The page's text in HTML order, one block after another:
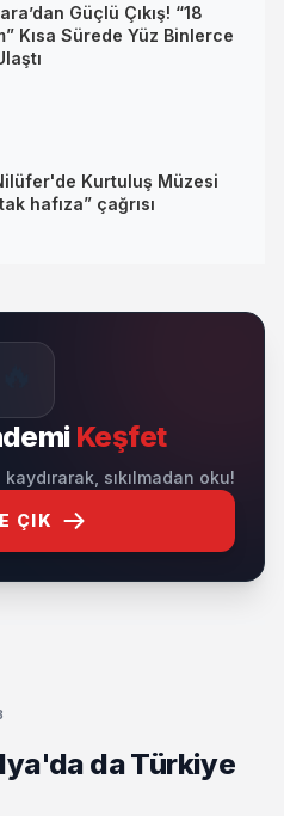
Güçlü Çıkış! “18
Kısa Sürede Yüz Binlerce
Kurtuluş Müzesi
hafıza” çağrısı
Keşfet
sıkılmadan oku!
ÇIK
da Türkiye